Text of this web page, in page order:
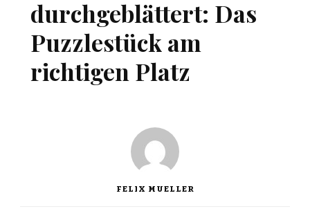
durchgeblättert: Das
Puzzlestück am
richtigen Platz
FELIX MUELLER